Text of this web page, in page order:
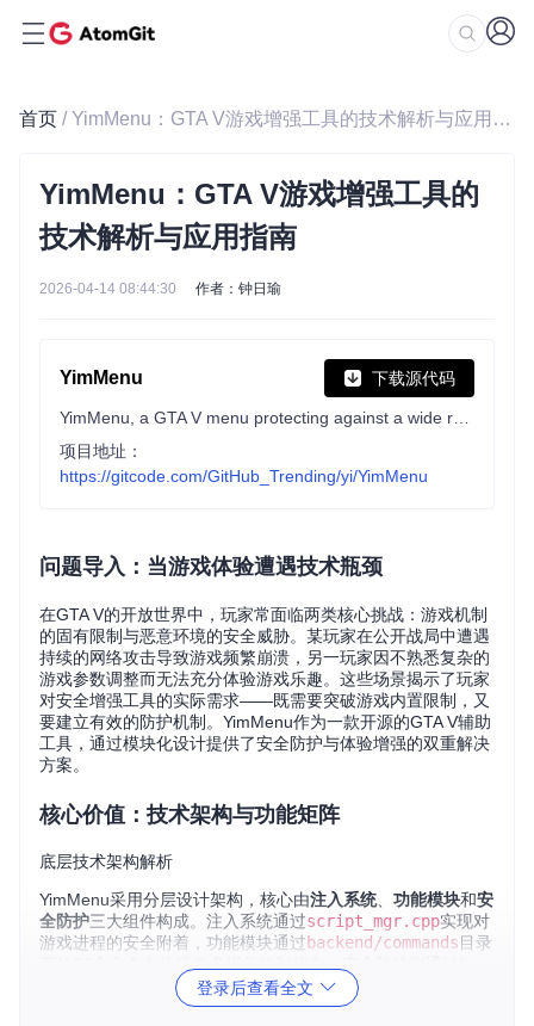
首页 / YimMenu：GTA V游戏增强工具的技术解析与应用指南
YimMenu：GTA V游戏增强工具的
技术解析与应用指南
2026-04-14 08:44:30 作者：钟日瑜
YimMenu 下载源代码
项目地址：
https://gitcode.com/GitHub_Trending/yi/YimMenu
问题导入：当游戏体验遭遇技术瓶颈
在GTA V的开放世界中，玩家常面临两类核心挑战：游戏机制
的固有限制与恶意环境的安全威胁。某玩家在公开战局中遭遇
持续的网络攻击导致游戏频繁崩溃，另一玩家因不熟悉复杂的
游戏参数调整而无法充分体验游戏乐趣。这些场景揭示了玩家
对安全增强工具的实际需求——既需要突破游戏内置限制，又
要建立有效的防护机制。YimMenu作为一款开源的GTA V辅助
工具，通过模块化设计提供了安全防护与体验增强的双重解决
方案。
核心价值：技术架构与功能矩阵
底层技术架构解析
YimMenu采用分层设计架构，核心由注入系统、 功能模块和安
全防护三大组件构成。注入系统通过script_mgr.cpp实现对
游戏进程的安全附着，功能模块通过backend/commands目录
目录下的26个防护钩子构建防御体系。这种
架构确保了工具的稳定性与扩展性，如byte_patch_manage
登录后查看全文